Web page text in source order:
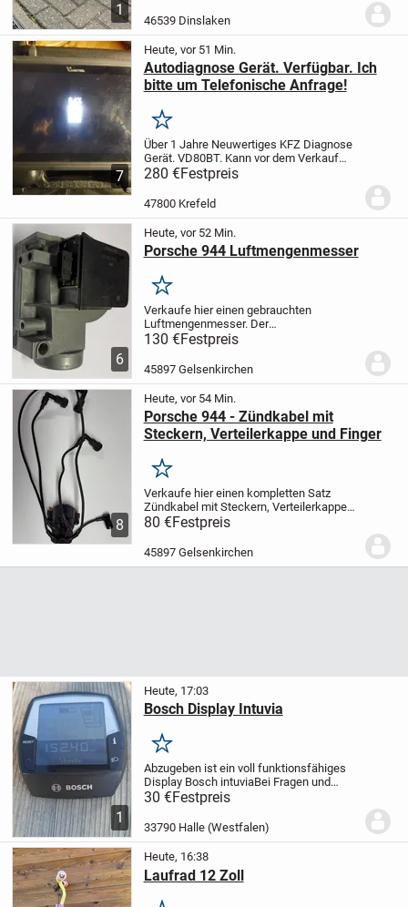
1
46539 Dinslaken
7
Heute, vor 51 Min.
Autodiagnose Gerät. Verfügbar. Ich
bitte um Telefonische Anfrage!
Merken
Über 1 Jahre Neuwertiges KFZ Diagnose
Gerät. VD80BT. Kann vor dem Verkauf
noch Getestet werden, wird aber nach
dem Verkauf auf Werkseinstellung
Zurückgesetzt.
280 €Festpreis
47800 Krefeld
6
Heute, vor 52 Min.
Porsche 944 Luftmengenmesser
Merken
Verkaufe hier einen gebrauchten
Luftmengenmesser. Der
Luftmengenmesser wurde aus einem
fahrbereiten Porsche 944 ausgebaut.
ist eine Privatverkauf. Wegen der neuen
130 €Festpreis
45897 Gelsenkirchen
8
Heute, vor 54 Min.
Porsche 944 - Zündkabel mit
Steckern, Verteilerkappe und Finger
Merken
Verkaufe hier einen kompletten Satz
Zündkabel mit Steckern, Verteilerkappe
und Verteilerfinger. Die Ersatzteile sind
gebraucht und haben ca. 20.000 km
gelaufen.Das ist eine Privatverkauf.
80 €Festpreis
45897 Gelsenkirchen
1
Heute, 17:03
Bosch Display Intuvia
Merken
Abzugeben ist ein voll funktionsfähiges
Display Bosch intuviaBei Fragen und
Interesse gerne melden
30 €Festpreis
33790 Halle (Westfalen)
Heute, 16:38
Laufrad 12 Zoll